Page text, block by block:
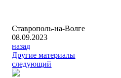
Ставрополь-на-Волге
08.09.2023
назад
Другие материалы
следующий